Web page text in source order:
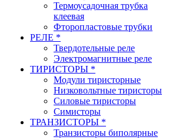
Термоусадочная трубка
клеевая
Фторопластовые трубки
РЕЛЕ *
Твердотельные реле
Электромагнитные реле
ТИРИСТОРЫ *
Модули тиристорные
Низковольтные тиристоры
Силовые тиристоры
Симисторы
ТРАНЗИСТОРЫ *
Транзисторы биполярные